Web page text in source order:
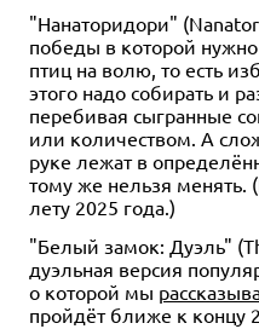
1-6 60+ 12+
Карманный Детектив: Дело
№3. Время на исходе (2021)
2 отзыва
499 ₽
Уведомить о наличии
"Нанаторидори"
победы в которой
птиц на волю, то есть
этого надо собирать и
перебивая сыгранные
или количеством. А
руке лежат в
тому же нельзя менять.
лету 2025 года.)
"Белый замок: Дуэль"
дуэльная версия
о которой мы
пройдёт ближе к концу